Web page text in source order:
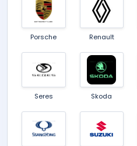
Porsche Renault
Seres Skoda